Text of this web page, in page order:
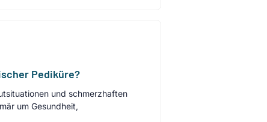
Pediküre?
und schmerzhaften
um Gesundheit,